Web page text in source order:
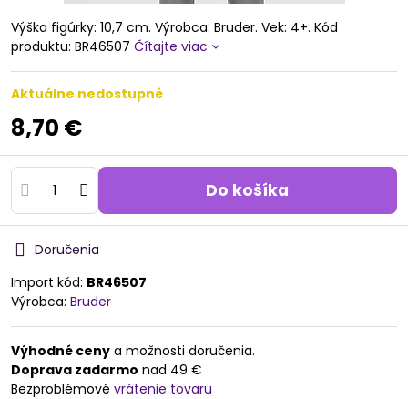
Výška figúrky: 10,7 cm. Výrobca: Bruder. Vek: 4+. Kód
produktu: BR46507 Čítajte viac
Aktuálne nedostupné
8,70 €
Do košíka
Doručenia
Import kód: BR46507
Výrobca: Bruder
Výhodné ceny a možnosti doručenia.
Doprava zadarmo nad 49 €
Bezproblémové vrátenie tovaru